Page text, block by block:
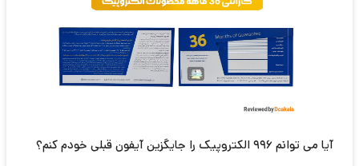
آیا می توانم 996 الکتروپیک را جایگزین آیفون قبلی خودم کنم؟